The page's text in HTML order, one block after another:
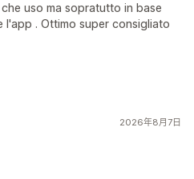
uso ma sopratutto in base
l'app . Ottimo super consigliato
2026年8月7日